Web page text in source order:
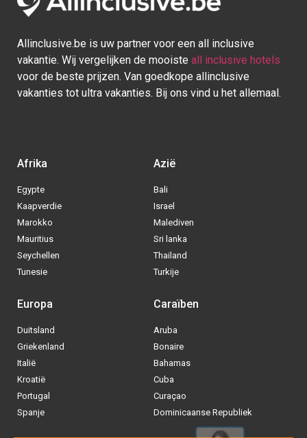
Allinclusive.be is uw partner voor een all inclusive
vakantie. Wij vergelijken de mooiste all inclusive hotels
voor de beste prijzen. Van goedkope allinclusive
vakanties tot ultra vakanties. Bij ons vind u het allemaal.
Afrika
Egypte
Kaapverdie
Marokko
Mauritius
Seychellen
Tunesie
Azië
Bali
Israel
Malediven
Sri lanka
Thailand
Turkije
Europa
Duitsland
Griekenland
Italië
Kroatië
Portugal
Spanje
Caraïben
Aruba
Bonaire
Bahamas
Cuba
Curaçao
Dominicaanse Republiek
Vakantiediscounter